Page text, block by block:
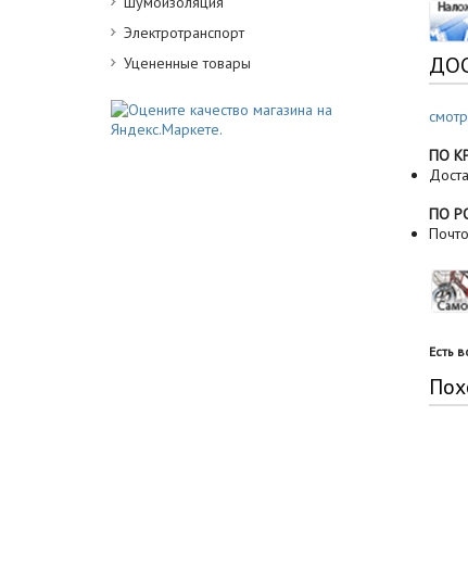
Электротранспорт
Уцененные товары
ПО
ПО
Есть